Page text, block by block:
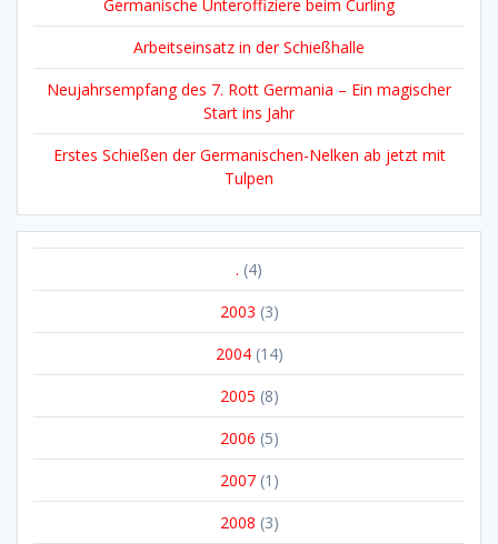
Germanische Unteroffiziere beim Curling
Arbeitseinsatz in der Schießhalle
Neujahrsempfang des 7. Rott Germania – Ein magischer
Start ins Jahr
Erstes Schießen der Germanischen-Nelken ab jetzt mit
Tulpen
. (4)
2003 (3)
2004(14)
2005 (8)
2006 (5)
2007(1)
2008 (3)